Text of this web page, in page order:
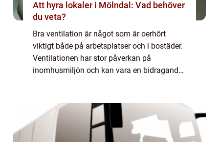
Att hyra lokaler i Mölndal: Vad behöver
du veta?
Bra ventilation är något som är oerhört
viktigt både på arbetsplatser och i bostäder.
Ventilationen har stor påverkan på
inomhusmiljön och kan vara en bidragande
kan ocks...